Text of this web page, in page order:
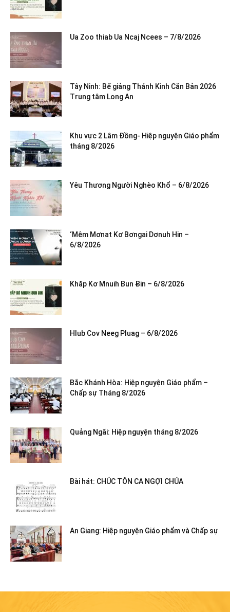
Ua Zoo thiab Ua Ncaj Ncees – 7/8/2026
Tây Ninh: Bế giảng Thánh Kinh Căn Bản 2026
Trung tâm Long An
Khu vực 2 Lâm Đồng- Hiệp nguyện Giáo phẩm
tháng 8/2026
Yêu Thương Người Nghèo Khổ – 6/8/2026
‘Mêm Mơnat Kơ Bơngai Dơnuh Hin –
6/8/2026
Khăp Kơ Mnuih Bun Ƀin – 6/8/2026
Hlub Cov Neeg Pluag – 6/8/2026
Bắc Khánh Hòa: Hiệp nguyện Giáo phẩm –
Chấp sự Tháng 8/2026
Quảng Ngãi: Hiệp nguyện tháng 8/2026
Bài hát: CHÚC TÔN CA NGỢI CHÚA
An Giang: Hiệp nguyện Giáo phẩm và Chấp sự